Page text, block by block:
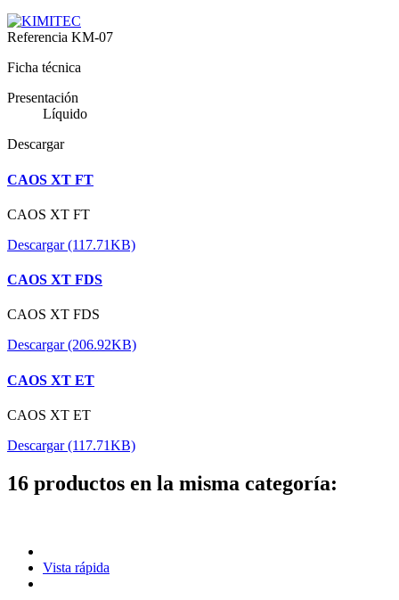
Referencia KM-07
Ficha técnica
Presentación
Líquido
Descargar
CAOS XT FT
CAOS XT FT
Descargar (117.71KB)
CAOS XT FDS
CAOS XT FDS
Descargar (206.92KB)
CAOS XT ET
CAOS XT ET
Descargar (117.71KB)
16 productos en la misma categoría:
Vista rápida